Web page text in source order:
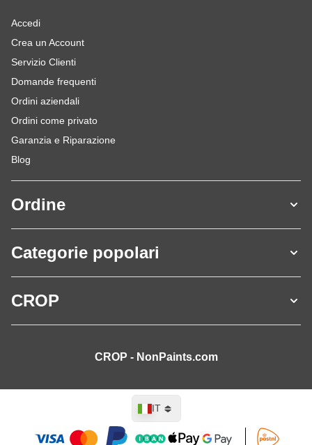
Accedi
Crea un Account
Servizio Clienti
Domande frequenti
Ordini aziendali
Ordini come privato
Garanzia e Riparazione
Blog
Ordine
Categorie popolari
CROP
CROP - NonPaints.com
Lingua
IT